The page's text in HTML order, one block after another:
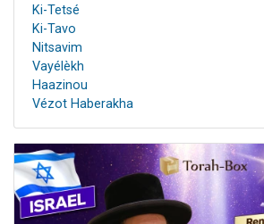
Ki-Tetsé
Ki-Tavo
Nitsavim
Vayélèkh
Haazinou
Vézot Haberakha